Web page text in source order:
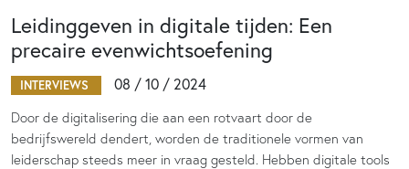
Leidinggeven in digitale tijden: Een
precaire evenwichtsoefening
INTERVIEWS 08 / 10 / 2024
Door de digitalisering die aan een rotvaart door de
bedrijfswereld dendert, worden de traditionele vormen van
leiderschap steeds meer in vraag gesteld. Hebben digitale tools